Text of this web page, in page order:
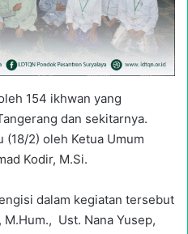
154 ikhwan yang
dan sekitarnya.
(18/2) oleh Ketua Umum
Kodir, M.Si.
dalam kegiatan tersebut
Ust. Nana Yusep,